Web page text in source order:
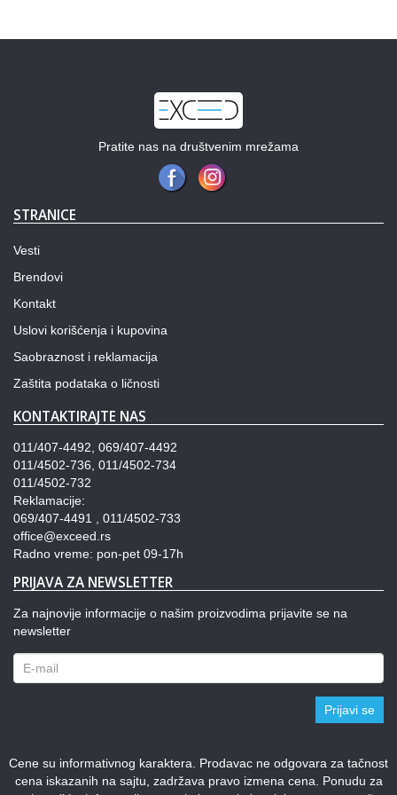
Pratite nas na društvenim mrežama
STRANICE
Vesti
Brendovi
Kontakt
Uslovi korišćenja i kupovina
Saobraznost i reklamacija
Zaštita podataka o ličnosti
KONTAKTIRAJTE NAS
011/407-4492, 069/407-4492
011/4502-736, 011/4502-734
011/4502-732
Reklamacije:
069/407-4491 , 011/4502-733
office@exceed.rs
Radno vreme: pon-pet 09-17h
PRIJAVA ZA NEWSLETTER
Za najnovije informacije o našim proizvodima prijavite se na
newsletter
Prijavi se
Cene su informativnog karaktera. Prodavac ne odgovara za tačnost
cena iskazanih na sajtu, zadržava pravo izmena cena. Ponudu za